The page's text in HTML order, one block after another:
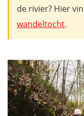
de rivier? Hier
wandeltocht.